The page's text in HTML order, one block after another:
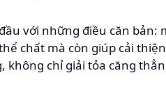
với những điều căn bản:
chất mà còn giúp cải
chỉ giải tỏa căng